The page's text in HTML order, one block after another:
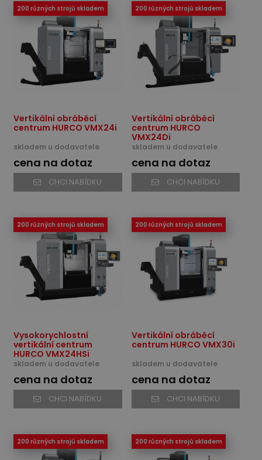
200 různých strojů skladem
Vertikální obráběcí
centrum HURCO VMX24i
skladem u dodavatele
cena na dotaz
CHCI NABÍDKU
200 různých strojů skladem
Vertikální obráběcí
centrum HURCO
VMX24Di
skladem u dodavatele
cena na dotaz
CHCI NABÍDKU
200 různých strojů skladem
Vysokorychlostní
vertikální centrum
HURCO VMX24HSi
skladem u dodavatele
cena na dotaz
CHCI NABÍDKU
200 různých strojů skladem
Vertikální obráběcí
centrum HURCO VMX30i
skladem u dodavatele
cena na dotaz
CHCI NABÍDKU
200 různých strojů skladem 200 různých strojů skladem